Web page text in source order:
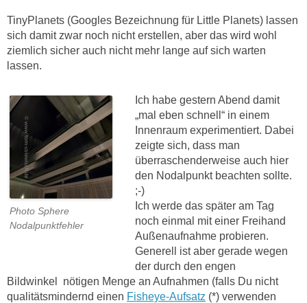
TinyPlanets (Googles Bezeichnung für Little Planets) lassen
sich damit zwar noch nicht erstellen, aber das wird wohl
ziemlich sicher auch nicht mehr lange auf sich warten
lassen.
Photo Sphere
Nodalpunktfehler
Ich habe gestern Abend damit
„mal eben schnell“ in einem
Innenraum experimentiert. Dabei
zeigte sich, dass man
überraschenderweise auch hier
den Nodalpunkt beachten sollte.
;-)
Ich werde das später am Tag
noch einmal mit einer Freihand
Außenaufnahme probieren.
Generell ist aber gerade wegen
der durch den engen
Bildwinkel nötigen Menge an Aufnahmen (falls Du nicht
qualitätsmindernd einen Fisheye-Aufsatz (*) verwenden